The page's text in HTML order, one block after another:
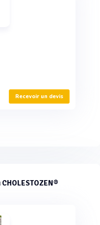
Recevoir un devis